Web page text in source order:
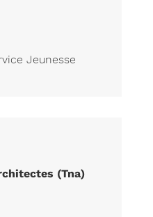
Jeunesse
(Tna)